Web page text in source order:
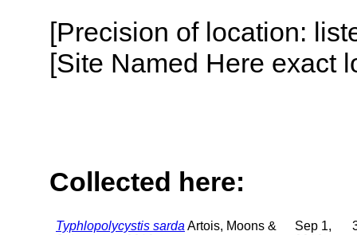
[Precision of location:
[Site Named Here exact
Collected here:
Typhlopolycystis sarda Artois, Moons &
Sep 1,